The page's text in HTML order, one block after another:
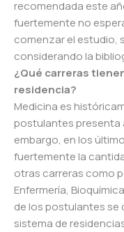
recomendada este
fuertemente no
comenzar el estudio,
considerando la
¿Qué carreras
residencia?
Medicina es
postulantes presenta
embargo, en los
fuertemente la
otras carreras como
Enfermería,
de los postulantes se
sistema de